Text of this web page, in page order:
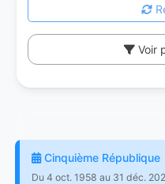
Voir
Cinquième République
Du 4 oct. 1958 au 31 déc.